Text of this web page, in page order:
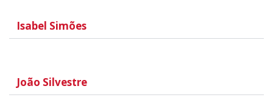
Isabel Simões
João Silvestre